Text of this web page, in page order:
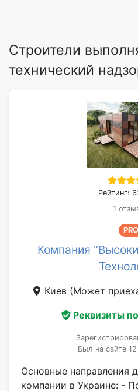
Строители
технический
Рейтинг:
1
PRO
Компания
Киев (Может
Реквизиты
Был на сайте
Основные направления
компании в Украине: -